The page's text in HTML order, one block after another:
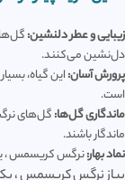
زیبایی و عطر دلنشین:
دل‌نشین می‌کنند.
پرورش آسان:این گیاه،
است.
ماندگاری گل‌ها:گل‌های
ماندگار باشند.
نماد بهار:نرگس کریسمس ،